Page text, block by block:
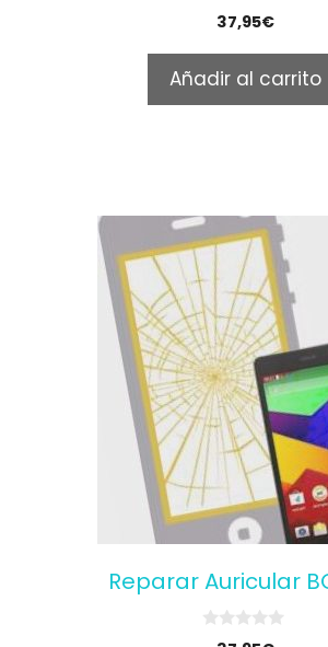
o
f
5
37,95€
Añadir al carrito
Reparar Auricular